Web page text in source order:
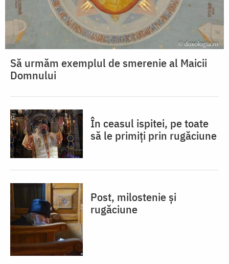
Să urmăm exemplul de smerenie al Maicii
Domnului
În ceasul ispitei, pe toate
să le primiți prin rugăciune
Post, milostenie și
rugăciune